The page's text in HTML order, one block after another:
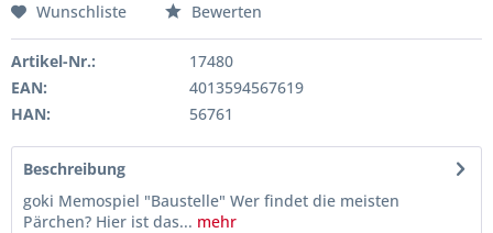
Wunschliste Bewerten
Artikel-Nr.:
17480
EAN:
4013594567619
HAN:
56761
Beschreibung
goki Memospiel "Baustelle" Wer findet die meisten
Pärchen? Hier ist das... mehr